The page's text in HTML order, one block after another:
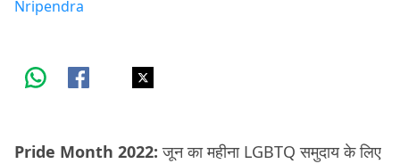
Nripendra
Pride Month 2022: जून का महीना LGBTQ समुदाय के लिए